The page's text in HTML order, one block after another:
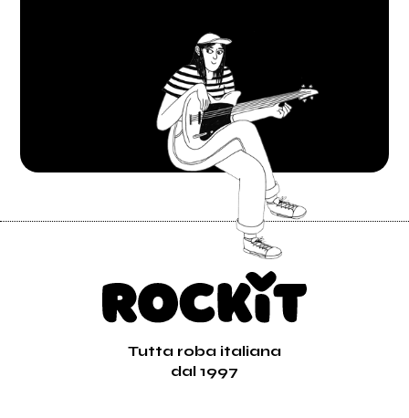
Tutta roba italiana
dal 1997